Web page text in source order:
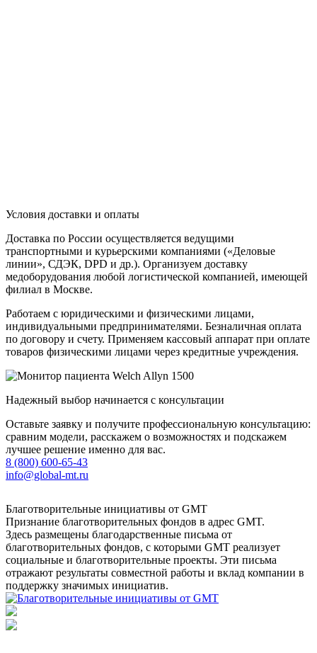
Условия доставки и оплаты
Доставка по России осуществляется ведущими
транспортными и курьерскими компаниями («Деловые
линии», СДЭК, DPD и др.). Организуем доставку
медоборудования любой логистической компанией, имеющей
филиал в Москве.
Работаем с юридическими и физическими лицами,
индивидуальными предпринимателями. Безналичная оплата
по договору и счету. Применяем кассовый аппарат при оплате
товаров физическими лицами через кредитные учреждения.
Надежный выбор начинается с консультации
Оставьте заявку и получите профессиональную консультацию:
сравним модели, расскажем о возможностях и подскажем
лучшее решение именно для вас.
8 (800) 600-65-43
info@global-mt.ru
Благотворительные инициативы от GMT
Признание благотворительных фондов в адрес GMT.
Здесь размещены благодарственные письма от
благотворительных фондов, с которыми GMT реализует
социальные и благотворительные проекты. Эти письма
отражают результаты совместной работы и вклад компании в
поддержку значимых инициатив.